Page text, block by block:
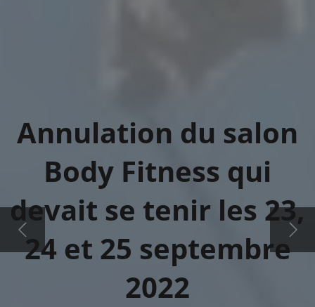
Annulation du salon
Body Fitness qui
devait se tenir les 23,
24 et 25 septembre
2022